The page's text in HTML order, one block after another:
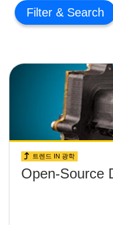
Filter
트렌드 IN 광학
Open-Source